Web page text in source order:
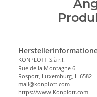
KONPLOTT S.à r.l.
Rue de la Montagne 6
Rosport, Luxemburg, L-6582
mail@konplott.com
https://www.Konplott.com